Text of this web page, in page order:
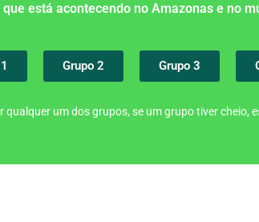
está acontecendo no Amazonas e no
Grupo 2 Grupo 3
qualquer um dos grupos, se um grupo tiver cheio,